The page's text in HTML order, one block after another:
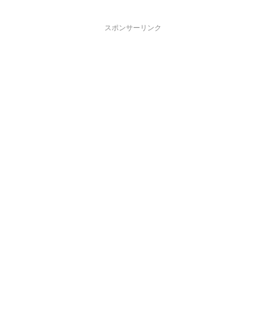
スポンサーリンク